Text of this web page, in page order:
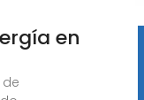
en
de